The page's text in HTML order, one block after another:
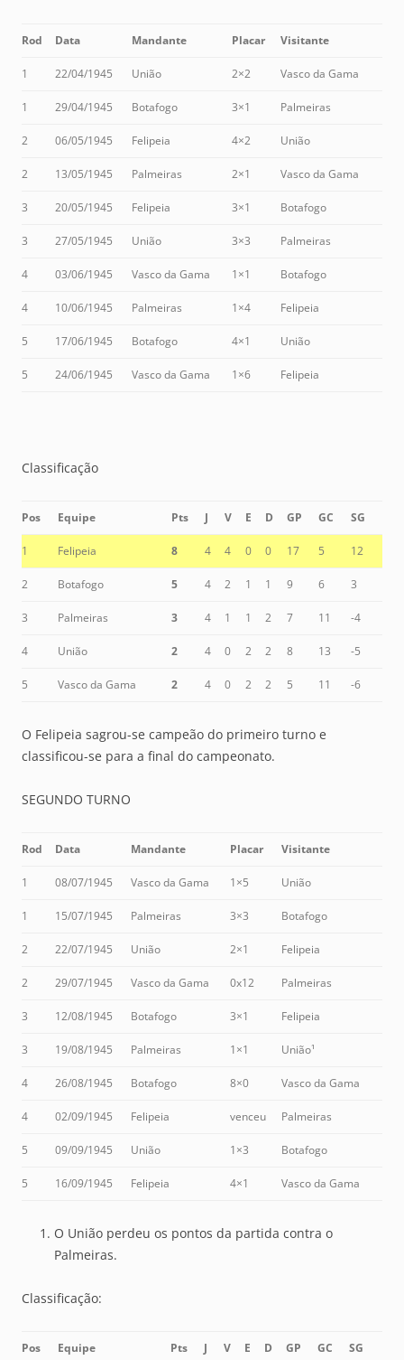
Rod Data Mandante Placar Visitante
1 22/04/1945 União 2×2 Vasco da Gama
1 29/04/1945 Botafogo 3×1 Palmeiras
2 06/05/1945 Felipeia 4×2 União
2 13/05/1945 Palmeiras 2×1 Vasco da Gama
3 20/05/1945 Felipeia 3×1 Botafogo
3 27/05/1945 União 3×3 Palmeiras
4 03/06/1945 Vasco da Gama 1×1 Botafogo
4 10/06/1945 Palmeiras 1×4 Felipeia
5 17/06/1945 Botafogo 4×1 União
5 24/06/1945 Vasco da Gama 1×6 Felipeia
Classificação
Pos Equipe Pts J V E D GP GC SG
1 Felipeia 8 4 4 0 0 17 5 12
2 Botafogo 5 4 2 1 1 9 6 3
3 Palmeiras 3 4 1 1 2 7 11 -4
4 União 2 4 0 2 2 8 13 -5
5 Vasco da Gama 2 4 0 2 2 5 11 -6
O Felipeia sagrou-se campeão do primeiro turno e
classificou-se para a final do campeonato.
SEGUNDO TURNO
Rod Data Mandante Placar Visitante
1 08/07/1945 Vasco da Gama 1×5 União
1 15/07/1945 Palmeiras 3×3 Botafogo
2 22/07/1945 União 2×1 Felipeia
2 29/07/1945 Vasco da Gama 0x12 Palmeiras
3 12/08/1945 Botafogo 3×1 Felipeia
3 19/08/1945 Palmeiras 1×1 União¹
4 26/08/1945 Botafogo 8×0 Vasco da Gama
4 02/09/1945 Felipeia venceu Palmeiras
5 09/09/1945 União 1×3 Botafogo
5 16/09/1945 Felipeia 4×1 Vasco da Gama
O União perdeu os pontos da partida contra o
Palmeiras.
Classificação:
Pos Equipe Pts J V E D GP GC SG